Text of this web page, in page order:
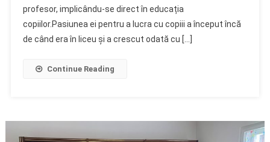
profesor, implicându-se direct în educația
copiilor.Pasiunea ei pentru a lucra cu copiii a început încă
de când era în liceu și a crescut odată cu […]
Continue Reading